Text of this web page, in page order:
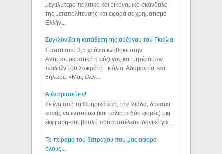
μεγαλύτερο πολιτικό και οικονομικό σκάνδαλο
της μεταπολίτευσης και αφορά σε χρηματισμό
Ελλήν...
Συγκλονίζει η κατάθεση της συζύγου του Γκιόλια
Έπειτα από 3,5 χρόνια κλήθηκε στην
Αντιτρομοκρατική η σύζυγος και μητέρα των
παιδιών του Σωκράτη Γκιόλια, Αδαμαντία, και
δήλωσε: «Μας έλεγ...
Aιέν αριστεύειν!
Σε ένα από τα Ομηρικά έπη, την Ιλιάδα, δύναται
κανείς να εντοπίσει (και μάλιστα δύο φορές) μια
έκφραση-συμβουλή που αποτέλεσε ιδανικό για...
Το πείραμα του βατράχου που μας αφορά
όλους...